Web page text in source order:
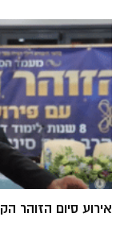
אירוע סיום הזוהר